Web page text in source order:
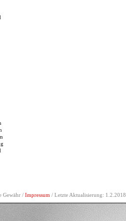
Gewähr / Impressum / Letzte Aktualisierung: 1.2.2018